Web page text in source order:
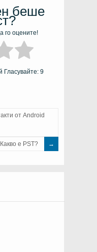
беше
го оцените!
Гласувайте: 9
от Android
Какво е PST?